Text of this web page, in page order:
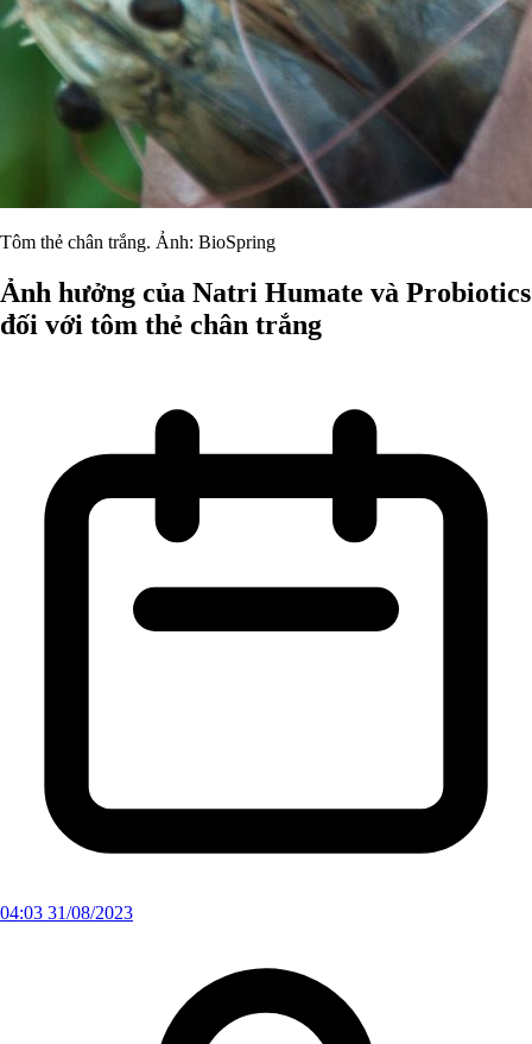
Tôm thẻ chân trắng. Ảnh: BioSpring
Ảnh hưởng của Natri Humate và Probiotics
đối với tôm thẻ chân trắng
04:03 31/08/2023